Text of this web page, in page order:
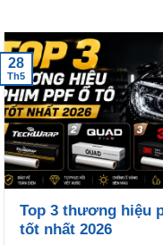
Top 3 thương hiệu
tốt nhất 2026
28
Th5